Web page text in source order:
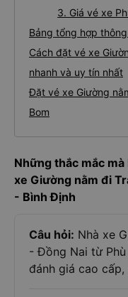
3. Giá vé xe
Bảng tổng hợp
Cách đặt vé xe
nhanh và uy tín nhất
Đặt vé xe Giường
Bom
Những thắc mắc
xe Giường nằm đi
- Bình Định
Câu hỏi: Nhà xe
- Đồng Nai từ
đánh giá cao